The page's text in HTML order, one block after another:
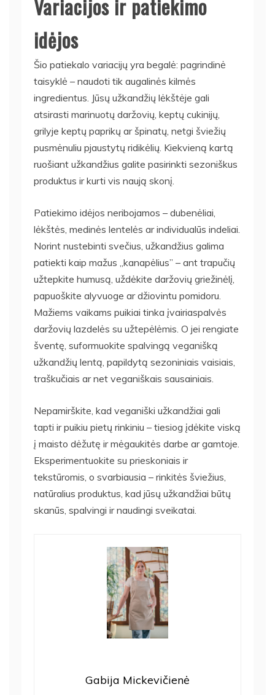
Variacijos ir patiekimo
idėjos
Šio patiekalo variacijų yra begalė: pagrindinė
taisyklė – naudoti tik augalinės kilmės
ingredientus. Jūsų užkandžių lėkštėje gali
atsirasti marinuotų daržovių, keptų cukinijų,
grilyje keptų paprikų ar špinatų, netgi šviežių
pusmėnuliu pjaustytų ridikėlių. Kiekvieną kartą
ruošiant užkandžius galite pasirinkti sezoniškus
produktus ir kurti vis naują skonį.
Patiekimo idėjos neribojamos – dubenėliai,
lėkštės, medinės lentelės ar individualūs indeliai.
Norint nustebinti svečius, užkandžius galima
patiekti kaip mažus „kanapėlius” – ant trapučių
užtepkite humusą, uždėkite daržovių griežinėlį,
papuoškite alyvuoge ar džiovintu pomidoru.
Mažiems vaikams puikiai tinka įvairiaspalvės
daržovių lazdelės su užtepėlėmis. O jei rengiate
šventę, suformuokite spalvingą veganišką
užkandžių lentą, papildytą sezoniniais vaisiais,
traškučiais ar net veganiškais sausainiais.
Nepamirškite, kad veganiški užkandžiai gali
tapti ir puikiu pietų rinkiniu – tiesiog įdėkite viską
į maisto dėžutę ir mėgaukitės darbe ar gamtoje.
Eksperimentuokite su prieskoniais ir
tekstūromis, o svarbiausia – rinkitės šviežius,
natūralius produktus, kad jūsų užkandžiai būtų
skanūs, spalvingi ir naudingi sveikatai.
Gabija Mickevičienė